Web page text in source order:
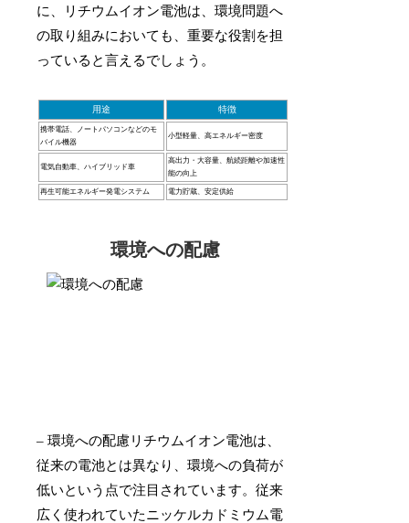
に、リチウムイオン電池は、環境問題へ
の取り組みにおいても、重要な役割を担
っていると言えるでしょう。
用途 特徴
携帯電話、ノートパソコンなどのモ
バイル機器
小型軽量、高エネルギー密度
電気自動車、ハイブリッド車
高出力・大容量、航続距離や加速性
能の向上
再生可能エネルギー発電システム 電力貯蔵、安定供給
環境への配慮
– 環境への配慮リチウムイオン電池は、
従来の電池とは異なり、環境への負荷が
低いという点で注目されています。従来
広く使われていたニッケルカドミウム電